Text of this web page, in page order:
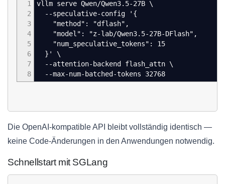
1
2
3
4
5
6
7
8
vllm serve Qwen/Qwen3.5-27B \
--speculative-config '{
"method": "dflash",
"model": "z-lab/Qwen3.5-27B-DFlash",
"num_speculative_tokens": 15
}' \
--attention-backend flash_attn \
--max-num-batched-tokens 32768
Die OpenAI-kompatible API bleibt vollständig identisch —
keine Code-Änderungen in den Anwendungen notwendig.
Schnellstart mit SGLang